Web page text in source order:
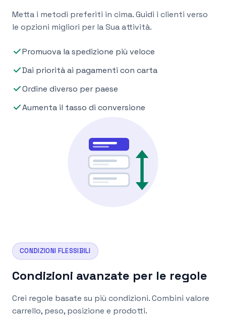
Metta i metodi preferiti in cima. Guidi i clienti verso
le opzioni migliori per la Sua attività.
Promuova la spedizione più veloce
Dai priorità ai pagamenti con carta
Ordine diverso per paese
Aumenta il tasso di conversione
CONDIZIONI FLESSIBILI
Condizioni avanzate per le regole
Crei regole basate su più condizioni. Combini valore
carrello, peso, posizione e prodotti.